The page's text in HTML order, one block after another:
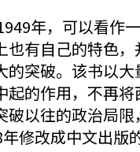
年，可以看作
有自己的特色，
突破。该书以
的作用，不再将
以往的政治局
修改成中文出版